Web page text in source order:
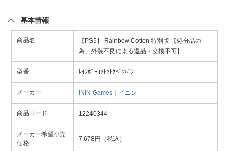
基本情報
商品名
【PS5】 Rainbow Cotton 特別版 【処分品の
為、外装不良による返品・交換不可】
型番 ﾚｲﾝﾎﾞｰｺｯﾄﾝﾄｸﾍﾞﾂﾊﾞﾝ
メーカー ININ Games｜イニン
商品コード 12240344
メーカー希望小売
価格
7,678円（税込）